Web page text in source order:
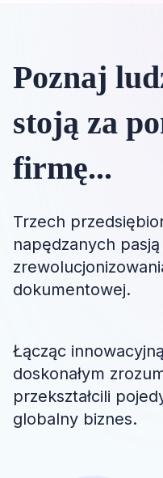
Poznaj
stoją za
firmę...
Trzech
napędzanych pasją
dokumentowej.
Łącząc
doskonałym
przekształcili
globalny biznes.